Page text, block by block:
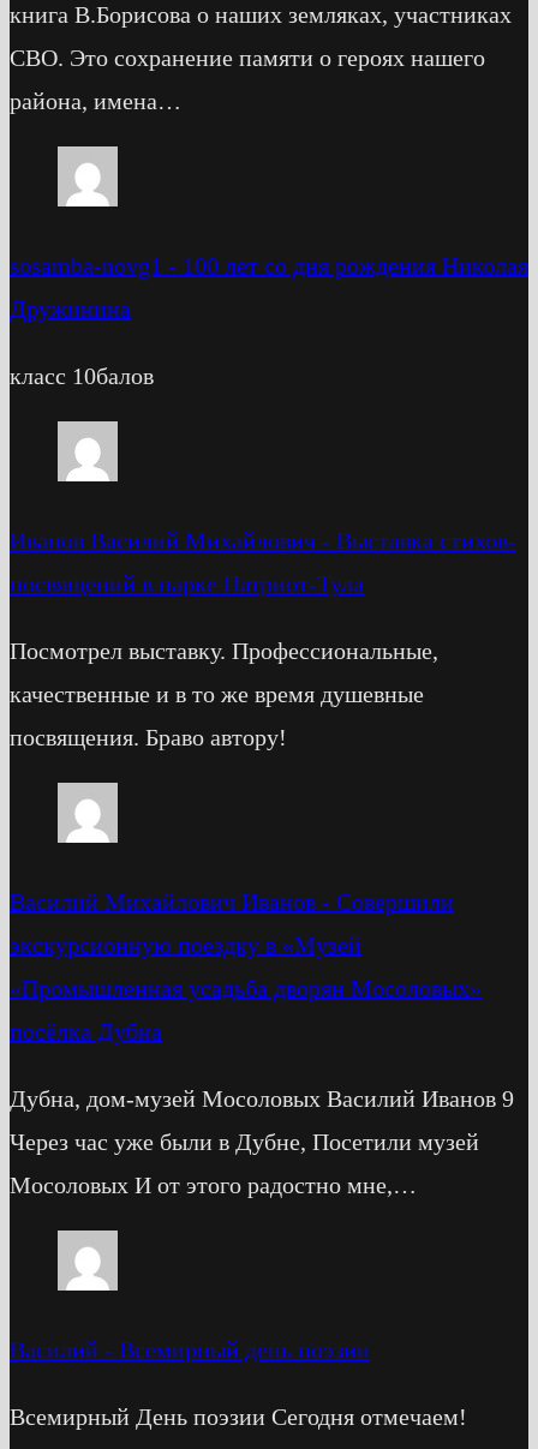
книга В.Борисова о наших земляках, участниках
СВО. Это сохранение памяти о героях нашего
района, имена…
sosamba-novg1 - 100 лет со дня рождения Николая
Дружинина
класс 10балов
Иванов Василий Михайлович - Выставка стихов-
посвящений в парке Патриот-Тула
Посмотрел выставку. Профессиональные,
качественные и в то же время душевные
посвящения. Браво автору!
Василий Михайлович Иванов - Cовершили
экскурсионную поездку в «Музей
«Промышленная усадьба дворян Мосоловых»
посёлка Дубна
Дубна, дом-музей Мосоловых Василий Иванов 9
Через час уже были в Дубне, Посетили музей
Мосоловых И от этого радостно мне,…
Василий - Всемирный день поэзии
Всемирный День поэзии Сегодня отмечаем!